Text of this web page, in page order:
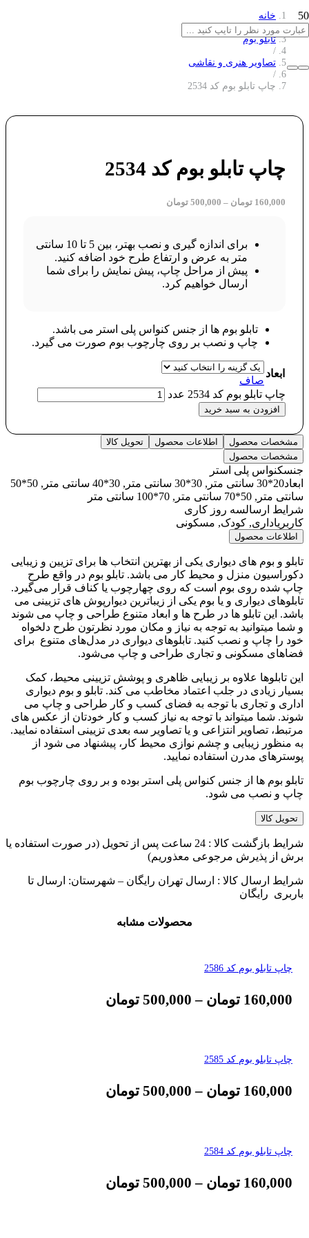
خانه
/
تابلو بوم
/
تصاویر هنری و نقاشی
/
چاپ تابلو بوم کد 2534
چاپ تابلو بوم کد 2534
160,000 تومان –
500,000 تومان
برای اندازه گیری و نصب بهتر، بین 5 تا 10 سانتی
متر به عرض و ارتفاع طرح خود اضافه کنید.
پیش از مراحل چاپ، پیش نمایش را برای شما
ارسال خواهیم کرد.
تابلو بوم ها از جنس کنواس پلی استر می باشد.
چاپ و نصب بر روی چارچوب بوم صورت می گیرد.
ابعاد
صاف
چاپ تابلو بوم کد 2534 عدد
افزودن به سبد خرید
مشخصات محصول اطلاعات محصول
تحویل کالا
مشخصات محصول
جنسکنواس پلی استر
ابعاد
20*30 سانتی متر, 30*30 سانتی متر, 30*40 سانتی متر, 50*50
سانتی متر, 50*70 سانتی متر, 70*100 سانتی متر
شرایط ارسالسه روز کاری
کاربریاداری, کودک, مسکونی
اطلاعات محصول
تابلو و بوم های دیواری یکی از بهترین انتخاب ها برای تزیین و زیبایی
دکوراسیون منزل و محیط کار می باشد. تابلو بوم در واقع طرح
چاپ شده روی بوم است که روی چهارچوب یا کناف قرار می‌گیرد.
تابلوهای دیواری و یا بوم یکی از زیباترین دیوارپوش های تزیینی می
باشد. این تابلو ها در طرح ها و ابعاد متنوع طراحی و چاپ می شوند
و شما میتوانید به توجه به نیاز و مکان مورد نظرتون طرح دلخواه
خود را چاپ و نصب کنید. تابلوهای دیواری در مدل‌های متنوع برای
فضاهای مسکونی و تجاری طراحی و چاپ می‌شود.
این تابلوها علاوه بر زیبایی ظاهری و پوشش تزیینی محیط، کمک
بسیار زیادی در جلب اعتماد مخاطب می کند. تابلو و بوم دیواری
اداری و تجاری با توجه به فضای کسب و کار طراحی و چاپ می
شوند. شما میتواند با توجه به نیاز کسب و کار خودتان از عکس های
مرتبط، تصاویر انتزاعی و یا تصاویر سه بعدی تزیینی استفاده نمایید.
به منظور زیبایی و چشم نوازی محیط کار، پیشنهاد می شود از
پوسترهای مدرن استفاده نمایید.
تابلو بوم ها از جنس کنواس پلی استر بوده و بر روی چارچوب بوم
چاپ و نصب می شود.
تحویل کالا
شرایط بازگشت کالا : 24 ساعت پس از تحویل (در صورت استفاده یا
برش از پذیرش مرجوعی معذوریم)
شرایط ارسال کالا : ارسال تهران رایگان – شهرستان: ارسال تا
باربری رایگان
محصولات مشابه
چاپ تابلو بوم کد 2586
160,000 تومان –
500,000 تومان
چاپ تابلو بوم کد 2585
160,000 تومان –
500,000 تومان
چاپ تابلو بوم کد 2584
160,000 تومان –
500,000 تومان